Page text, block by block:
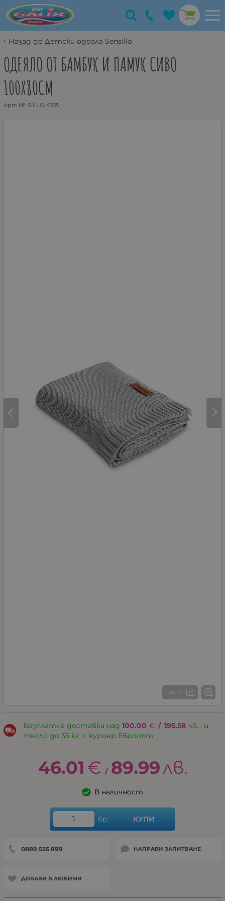
Назад до Детски одеaла Sensillo
ОДЕЯЛО ОТ БАМБУК И ПАМУК СИВО
100X80СМ
Арт.№: SILLO-4335
1 от 9
Безплатна доставка над 100.00 € / 195.58 лв. , и
тегло до 35 кг. с куриер Европът
46.01 € / 89.99лв.
В наличност
бр. КУПИ
0889 555 899 НАПРАВИ ЗАПИТВАНЕ
ДОБАВИ В ЛЮБИМИ